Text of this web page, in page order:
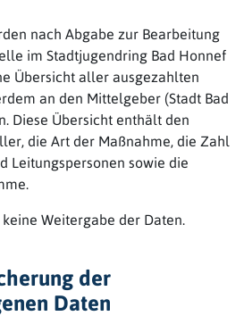
nach Abgabe zur Bearbeitung
im Stadtjugendring Bad Honnef
Übersicht aller ausgezahlten
an den Mittelgeber (Stadt Bad
Diese Übersicht enthält den
die Art der Maßnahme, die Zahl
Leitungspersonen sowie die
Weitergabe der Daten.
der
Daten